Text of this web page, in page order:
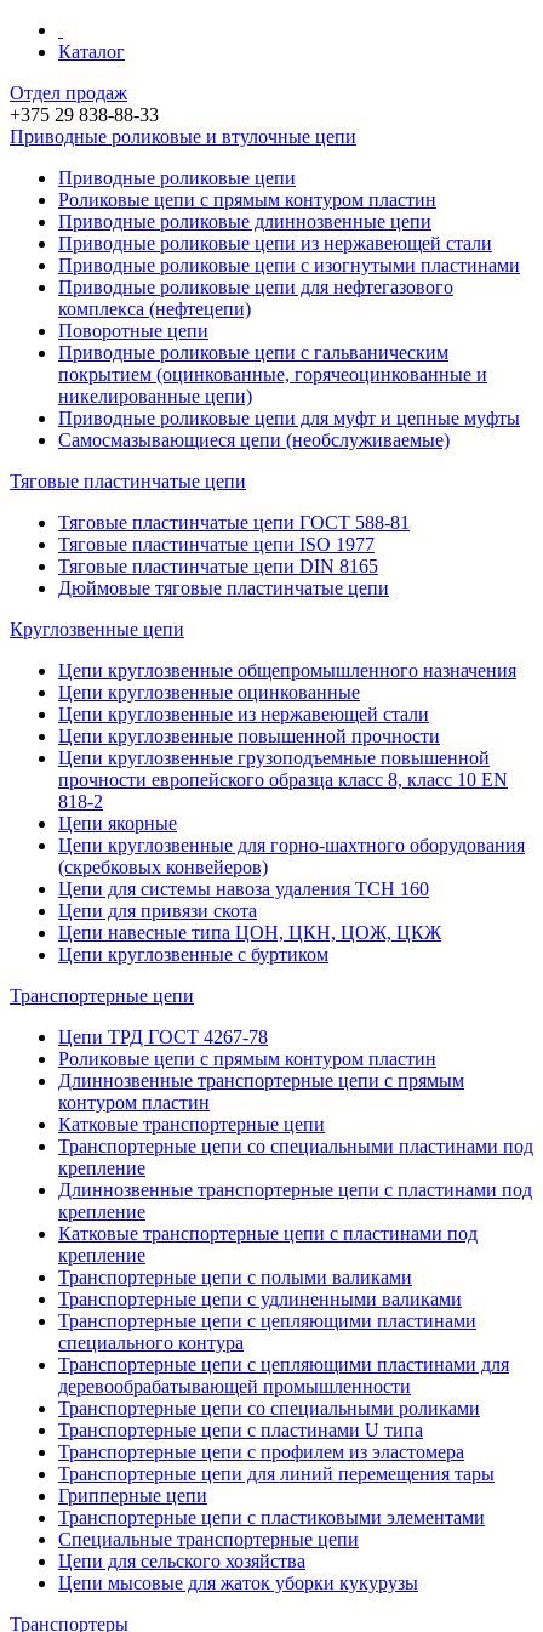
Каталог
Отдел продаж
+375 29 838-88-33
Приводные роликовые и втулочные цепи
Приводные роликовые цепи
Роликовые цепи c прямым контуром пластин
Приводные роликовые длиннозвенные цепи
Приводные роликовые цепи из нержавеющей стали
Приводные роликовые цепи с изогнутыми пластинами
Приводные роликовые цепи для нефтегазового
комплекса (нефтецепи)
Поворотные цепи
Приводные роликовые цепи с гальваническим
покрытием (оцинкованные, горячеоцинкованные и
никелированные цепи)
Приводные роликовые цепи для муфт и цепные муфты
Самосмазывающиеся цепи (необслуживаемые)
Тяговые пластинчатые цепи
Тяговые пластинчатые цепи ГОСТ 588-81
Тяговые пластинчатые цепи ISO 1977
Тяговые пластинчатые цепи DIN 8165
Дюймовые тяговые пластинчатые цепи
Круглозвенные цепи
Цепи круглозвенные общепромышленного назначения
Цепи круглозвенные оцинкованные
Цепи круглозвенные из нержавеющей стали
Цепи круглозвенные повышенной прочности
Цепи круглозвенные грузоподъемные повышенной
прочности европейского образца класс 8, класс 10 EN
818-2
Цепи якорные
Цепи круглозвенные для горно-шахтного оборудования
(скребковых конвейеров)
Цепи для системы навоза удаления ТСН 160
Цепи для привязи скота
Цепи навесные типа ЦОН, ЦКН, ЦОЖ, ЦКЖ
Цепи круглозвенные с буртиком
Транспортерные цепи
Цепи ТРД ГОСТ 4267-78
Роликовые цепи с прямым контуром пластин
Длиннозвенные транспортерные цепи с прямым
контуром пластин
Катковые транспортерные цепи
Транспортерные цепи со специальными пластинами под
крепление
Длиннозвенные транспортерные цепи с пластинами под
крепление
Катковые транспортерные цепи с пластинами под
крепление
Транспортерные цепи с полыми валиками
Транспортерные цепи с удлиненными валиками
Транспортерные цепи с цепляющими пластинами
специального контура
Транспортерные цепи с цепляющими пластинами для
деревообрабатывающей промышленности
Транспортерные цепи со специальными роликами
Транспортерные цепи с пластинами U типа
Транспортерные цепи с профилем из эластомера
Транспортерные цепи для линий перемещения тары
Грипперные цепи
Транспортерные цепи с пластиковыми элементами
Специальные транспортерные цепи
Цепи для сельского хозяйства
Цепи мысовые для жаток уборки кукурузы
Транспортеры